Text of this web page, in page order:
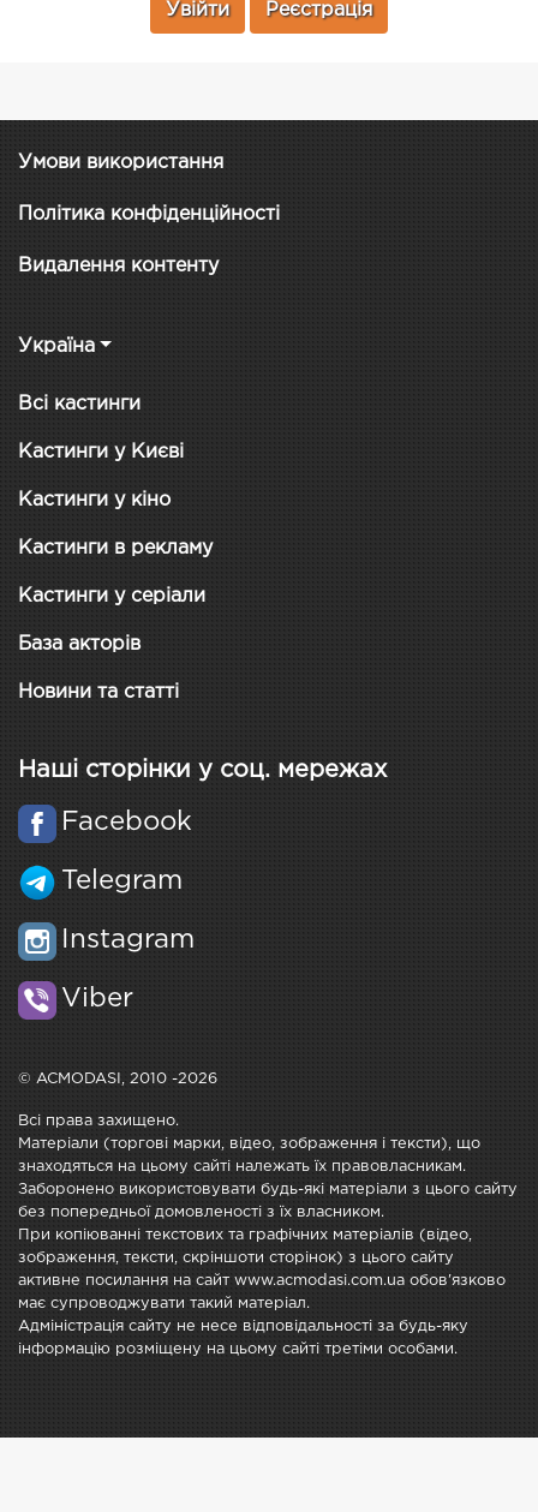
Увійти Реєстрація
Умови використання
Політика конфіденційності
Видалення контенту
Україна
Всі кастинги
Кастинги у Києві
Кастинги у кіно
Кастинги в рекламу
Кастинги у серіали
База акторів
Новини та статті
Наші сторінки у соц. мережах
Facebook
Telegram
Instagram
Viber
© ACMODASI, 2010 -2026
Всі права захищено.
Матеріали (торгові марки, відео, зображення і тексти), що
знаходяться на цьому сайті належать їх правовласникам.
Заборонено використовувати будь-які матеріали з цього сайту
без попередньої домовленості з їх власником.
При копіюванні текстових та графічних матеріалів (відео,
зображення, тексти, скріншоти сторінок) з цього сайту
активне посилання на сайт www.acmodasi.com.ua обов'язково
має супроводжувати такий матеріал.
Адміністрація сайту не несе відповідальності за будь-яку
інформацію розміщену на цьому сайті третіми особами.